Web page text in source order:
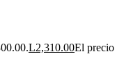
L2,310.00El precio